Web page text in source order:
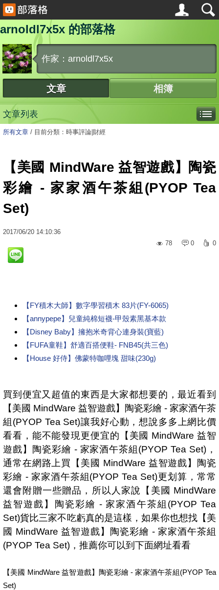
arnoldl7x5x 的部落格
作家：arnoldl7x5x
文章 相簿
文章列表
所有文章 / 目前分類：時事評論|財經
【美國 MindWare 益智遊戲】陶瓷
彩繪 - 家家酒午茶組(PYOP Tea
Set)
2017/06/20 14:10:36
78
0 0
【FY積木大師】數字學習積木 83片(FY-6065)
【annypepe】兒童純棉短襪-甲殼素黑基本款
【Disney Baby】擁抱米奇背心連身裝(寶藍)
【FUFA童鞋】舒適百搭便鞋- FNB45(共三色)
【House 好侍】佛蒙特咖哩塊 甜味(230g)
買到便宜又超值的東西是大家都想要的，最近看到
【美國 MindWare 益智遊戲】陶瓷彩繪 - 家家酒午茶
組(PYOP Tea Set)讓我好心動，想說多多上網比價
看看，能不能發現更便宜的【美國 MindWare 益智
遊戲】陶瓷彩繪 - 家家酒午茶組(PYOP Tea Set)，
通常在網路上買【美國 MindWare 益智遊戲】陶瓷
彩繪 - 家家酒午茶組(PYOP Tea Set)更划算，常常
還會附贈一些贈品，所以人家說【美國 MindWare
益智遊戲】陶瓷彩繪 - 家家酒午茶組(PYOP Tea
Set)貨比三家不吃虧真的是這樣，如果你也想找【美
國 MindWare 益智遊戲】陶瓷彩繪 - 家家酒午茶組
(PYOP Tea Set)，推薦你可以到下面網址看看
【美國 MindWare 益智遊戲】陶瓷彩繪 - 家家酒午茶組(PYOP Tea
Set)